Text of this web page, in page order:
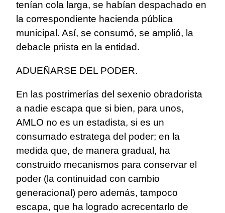
tenían cola larga, se habían despachado en
la correspondiente hacienda pública
municipal. Así, se consumó, se amplió, la
debacle priista en la entidad.
ADUEÑARSE DEL PODER.
En las postrimerías del sexenio obradorista
a nadie escapa que si bien, para unos,
AMLO no es un estadista, si es un
consumado estratega del poder; en la
medida que, de manera gradual, ha
construido mecanismos para conservar el
poder (la continuidad con cambio
generacional) pero además, tampoco
escapa, que ha logrado acrecentarlo de